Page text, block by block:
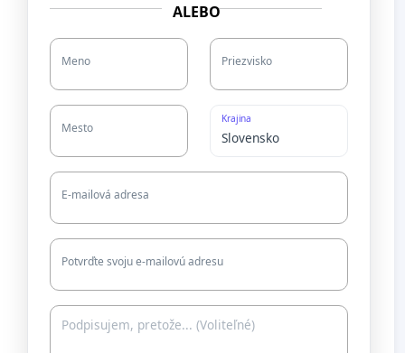
ALEBO
Meno Priezvisko
Mesto
Krajina
E-mailová adresa
Potvrďte svoju e-mailovú adresu